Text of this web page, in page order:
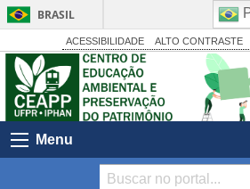
BRASIL
ACESSIBILIDADE ALTO CONTRASTE
Menu